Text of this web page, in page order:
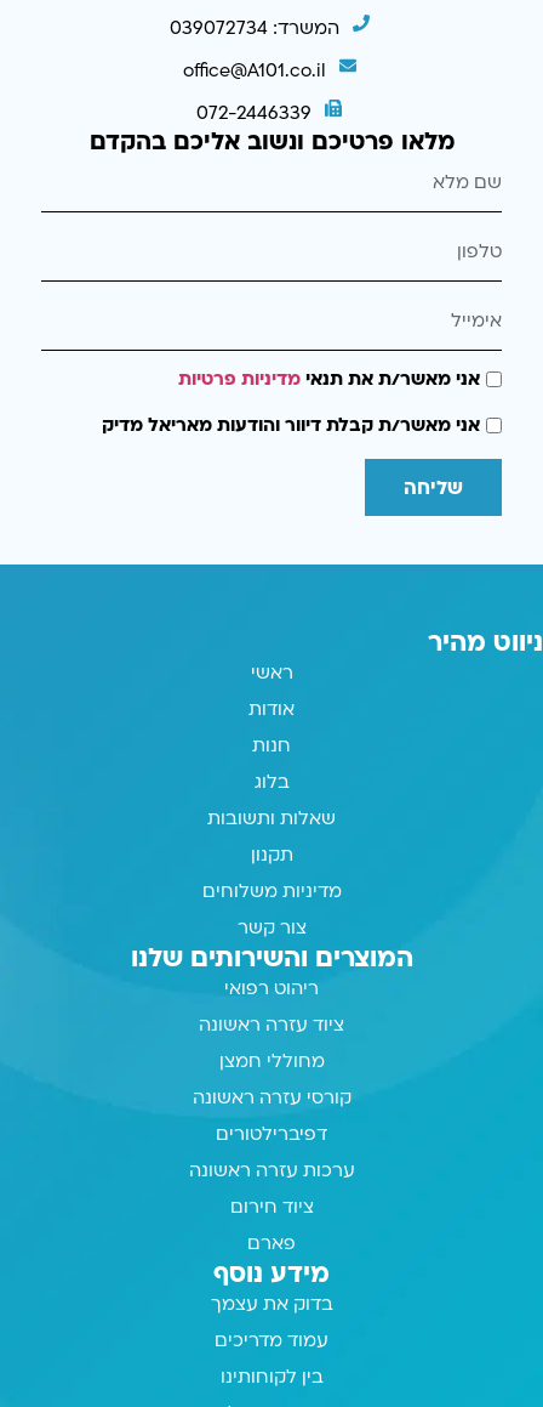
המשרד: 039072734
office@A101.co.il
072-2446339
מלאו פרטיכם ונשוב אליכם בהקדם
אני מאשר/ת את תנאימדיניות פרטיות
אני מאשר/ת קבלת דיוור והודעות מאריאל מדיק
שליחה
ניווט מהיר
ראשי
אודות
חנות
בלוג
שאלות ותשובות
תקנון
מדיניות משלוחים
צור קשר
המוצרים והשירותים שלנו
ריהוט רפואי
ציוד עזרה ראשונה
מחוללי חמצן
קורסי עזרה ראשונה
דפיברילטורים
ערכות עזרה ראשונה
ציוד חירום
פארם
מידע נוסף
בדוק את עצמך
עמוד מדריכים
בין לקוחותינו